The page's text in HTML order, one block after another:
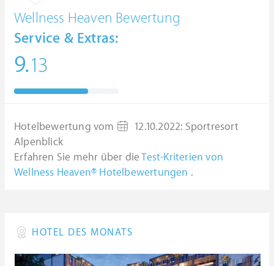
Wellness Heaven Bewertung
Service & Extras:
9.13
Hotelbewertung vom 12.10.2022: Sportresort
Alpenblick
Erfahren Sie mehr über dieTest-Kriterien von
Wellness Heaven® Hotelbewertungen .
HOTEL DES MONATS